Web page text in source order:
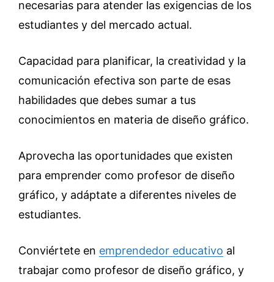
necesarias para atender las exigencias de los
estudiantes y del mercado actual.
Capacidad para planificar, la creatividad y la
comunicación efectiva son parte de esas
habilidades que debes sumar a tus
conocimientos en materia de diseño gráfico.
Aprovecha las oportunidades que existen
para emprender como profesor de diseño
gráfico, y adáptate a diferentes niveles de
estudiantes.
Conviértete en emprendedor educativo al
trabajar como profesor de diseño gráfico, y